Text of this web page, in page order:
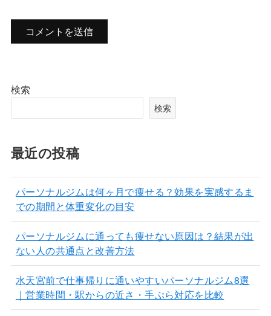
検索
検索
最近の投稿
パーソナルジムは何ヶ月で痩せる？効果を実感するま
での期間と体重変化の目安
パーソナルジムに通っても痩せない原因は？結果が出
ない人の共通点と改善方法
水天宮前で仕事帰りに通いやすいパーソナルジム8選
｜営業時間・駅からの近さ・手ぶら対応を比較